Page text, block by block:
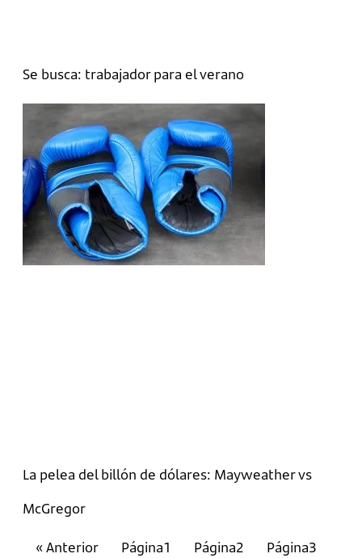
Se busca: trabajador para el verano
La pelea del billón de dólares: Mayweather vs
McGregor
« Anterior Página1 Página2 Página3